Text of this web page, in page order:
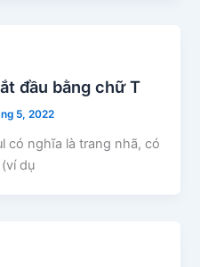
đầu bằng chữ T
5, 2022
có nghĩa là trang nhã, có
dụ